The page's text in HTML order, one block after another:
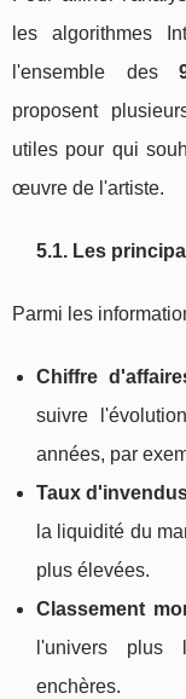
les algorithmes
l'ensemble des
proposent
utiles pour qui
œuvre de l'artiste.
5.1. Les
Parmi les
Chiffre
suivre
années, par
Taux
la liquidité du
plus élevées.
Classement
l'univers plus
enchères.